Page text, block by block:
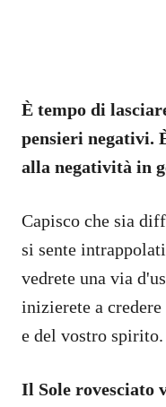
È tempo di
pensieri negativi.
alla negatività in
Capisco che sia
si sente
vedrete una via
inizierete a
e del vostro spirito.
Il Sole rovesciato